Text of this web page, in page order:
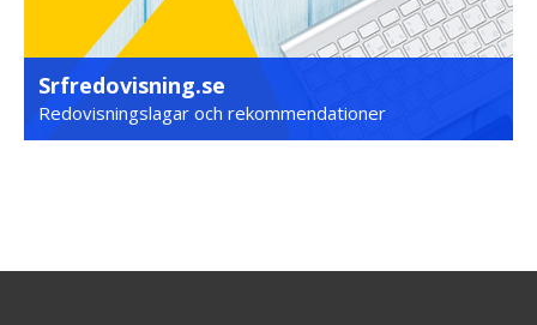
Srfredovisning.se
Redovisningslagar och rekommendationer